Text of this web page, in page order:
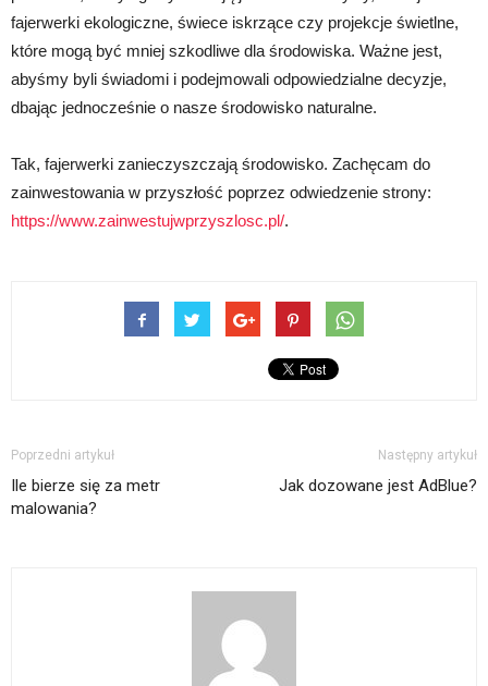
fajerwerki ekologiczne, świece iskrzące czy projekcje świetlne,
które mogą być mniej szkodliwe dla środowiska. Ważne jest,
abyśmy byli świadomi i podejmowali odpowiedzialne decyzje,
dbając jednocześnie o nasze środowisko naturalne.
Tak, fajerwerki zanieczyszczają środowisko. Zachęcam do
zainwestowania w przyszłość poprzez odwiedzenie strony:
https://www.zainwestujwprzyszlosc.pl/.
Poprzedni artykuł
Ile bierze się za metr
malowania?
Następny artykuł
Jak dozowane jest AdBlue?